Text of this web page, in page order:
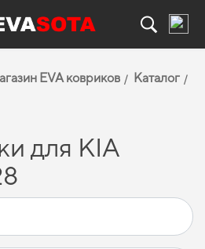
EVA ковриков
Каталог
для KIA